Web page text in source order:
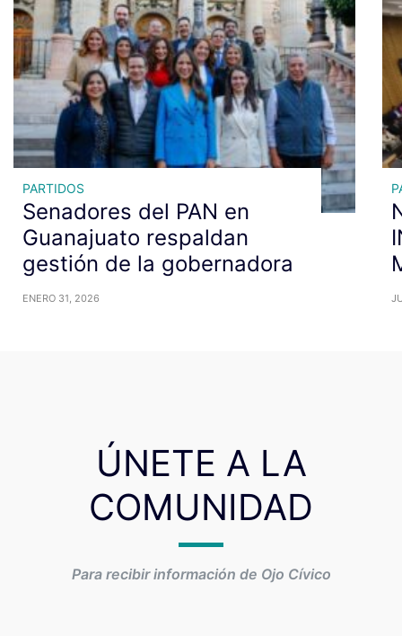
PARTIDOS
Senadores del PAN en
Guanajuato respaldan
gestión de la gobernadora
ENERO 31, 2026
ÚNETE A LA
COMUNIDAD
Para recibir información de Ojo Cívico